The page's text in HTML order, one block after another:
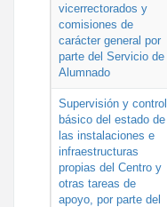
vicerrectorados y
comisiones de
carácter general por
parte del Servicio de
Alumnado
Supervisión y control
básico del estado de
las instalaciones e
infraestructuras
propias del Centro y
otras tareas de
apoyo, por parte del